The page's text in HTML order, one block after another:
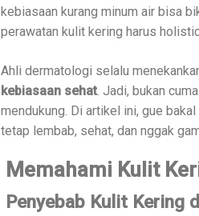
kebiasaan kurang minum air bisa
perawatan kulit kering harus
Ahli dermatologi selalu
kebiasaan sehat. Jadi, bukan
mendukung. Di artikel ini, gue
tetap lembab, sehat, dan nggak
Memahami Kulit
Penyebab Kulit Kering